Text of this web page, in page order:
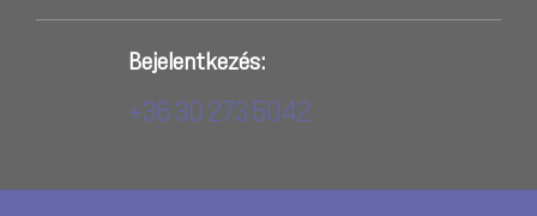
Bejelentkezés:
+36 30 273 5042